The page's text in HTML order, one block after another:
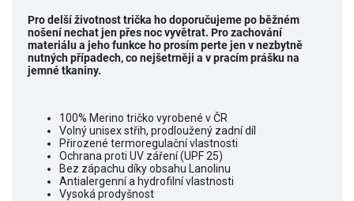
Pro delší životnost trička ho doporučujeme po běžném
nošení nechat jen přes noc vyvětrat. Pro zachování
materiálu a jeho funkce ho prosím perte jen v nezbytně
nutných případech, co nejšetrněji a v pracím prášku na
jemné tkaniny.
100% Merino tričko vyrobené v ČR
Volný unisex střih, prodloužený zadní díl
Přirozené termoregulační vlastnosti
Ochrana proti UV záření (UPF 25)
Bez zápachu díky obsahu Lanolinu
Antialergenní a hydrofilní vlastnosti
Vysoká prodyšnost